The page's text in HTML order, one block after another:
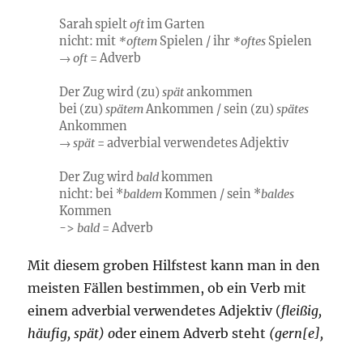
Sarah spieltoftim Garten
nicht: mit *oftemSpielen / ihr *oftesSpielen
→oft= Adverb
Der Zug wird (zu)spätankommen
bei (zu)spätemAnkommen / sein (zu)spätes
Ankommen
→spät= adverbial verwendetes Adjektiv
Der Zug wirdbaldkommen
nicht: bei *baldemKommen / sein *baldes
Kommen
-> bald= Adverb
Mit diesem groben Hilfstest kann man in den
meisten Fällen bestimmen, ob ein Verb mit
einem adverbial verwendetes Adjektiv (fleißig,
häufig, spät) oder einem Adverb steht (gern[e],